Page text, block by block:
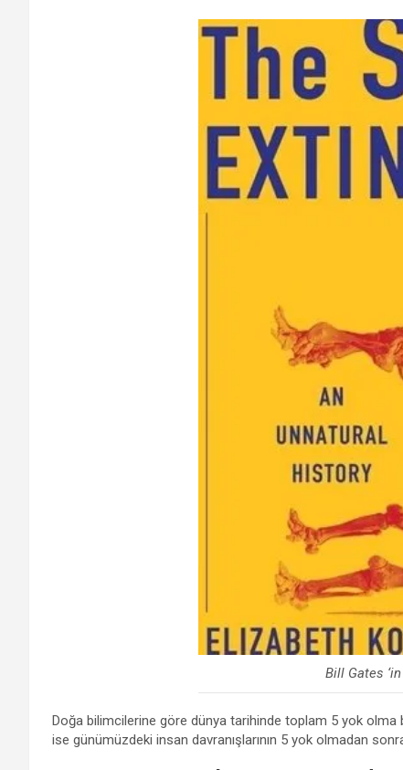
Bill Gates
Doğa bilimcilerine göre dünya tarihinde toplam 5 yok olma
ise günümüzdeki insan davranışlarının 5 yok olmadan